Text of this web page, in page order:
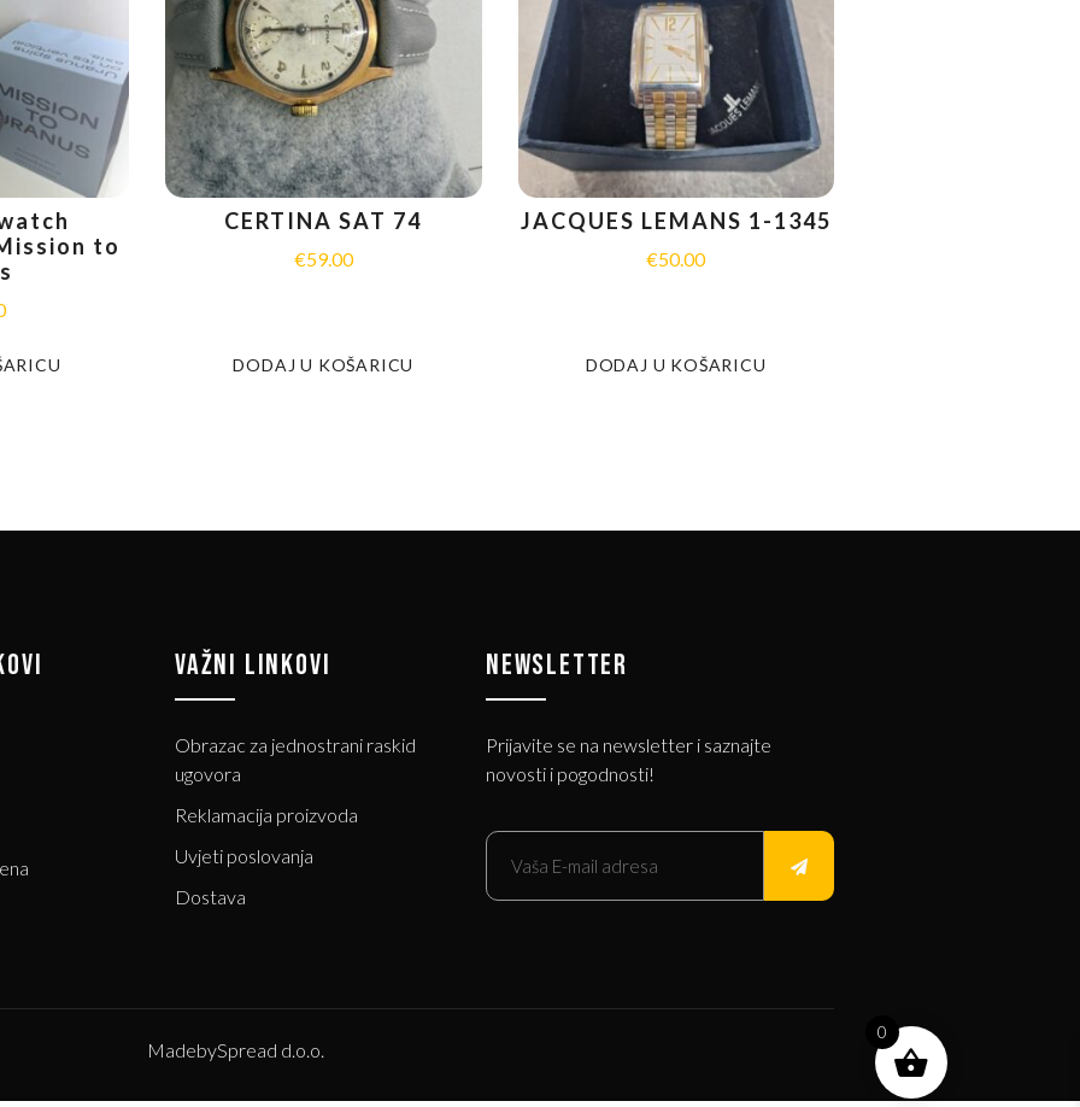
to
CERTINA SAT 74
€59.00
DODAJ U KOŠARICU
JACQUES LEMANS 1-1345
€50.00
DODAJ U KOŠARICU
VAŽNI LINKOVI
Obrazac za jednostrani raskid
ugovora
Reklamacija proizvoda
Uvjeti poslovanja
Dostava
NEWSLETTER
Prijavite se na newsletter i saznajte
novosti i pogodnosti!
MadebySpread d.o.o.
0